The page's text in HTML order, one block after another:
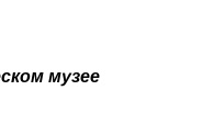
музее